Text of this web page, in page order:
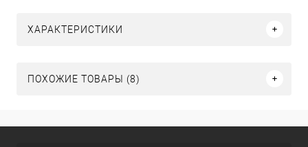
ХАРАКТЕРИСТИКИ
ПОХОЖИЕ ТОВАРЫ (8)